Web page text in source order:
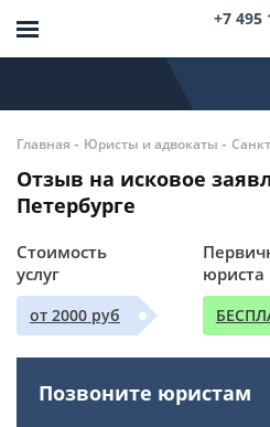
+7 495
Главная - Юристы и адвокаты -
Отзыв на исковое
Петербурге
Стоимость
услуг
от 2000 руб
юриста
Позвоните юристам